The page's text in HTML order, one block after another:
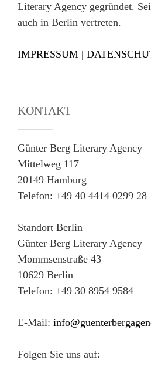
Literary Agency gegründet.
auch in Berlin vertreten.
IMPRESSUM |
KONTAKT
Günter Berg Literary Agency
Mittelweg 117
20149 Hamburg
Telefon: +49 40 4414 0299 28
Standort Berlin
Günter Berg Literary Agency
Mommsenstraße 43
10629 Berlin
Telefon: +49 30 8954 9584
E-Mail:
Folgen Sie uns auf: